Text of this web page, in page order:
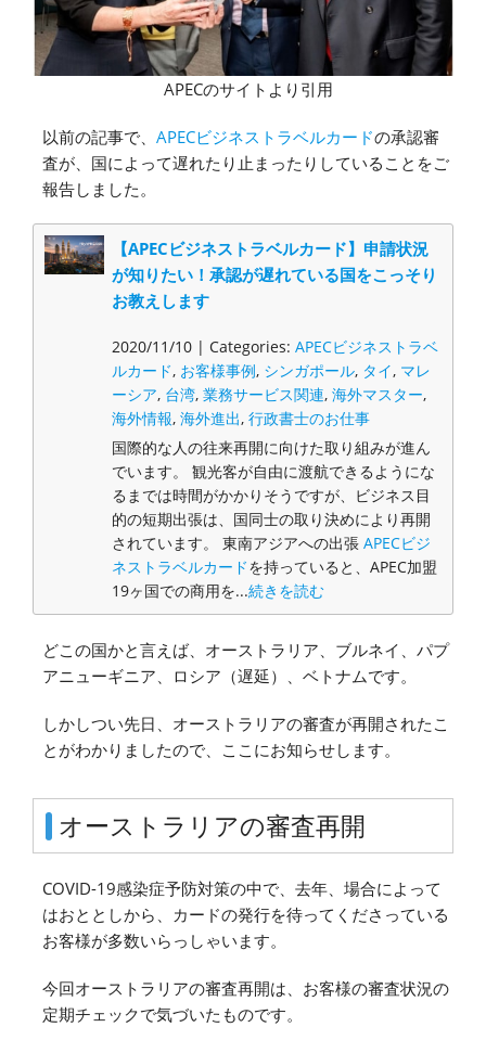
APECのサイトより引用
以前の記事で、 APECビジネストラベルカードの承認審
査が、国によって遅れたり止まったりしていることをご
報告しました。
【APECビジネストラベルカード】申請状況
が知りたい！承認が遅れている国をこっそり
お教えします
2020/11/10 | Categories:APECビジネストラベ
ルカード, お客様事例, シンガポール, タイ, マレ
ーシア, 台湾,業務サービス関連,海外マスター,
海外情報,海外進出,行政書士のお仕事
国際的な人の往来再開に向けた取り組みが進ん
でいます。 観光客が自由に渡航できるようにな
るまでは時間がかかりそうですが、ビジネス目
的の短期出張は、国同士の取り決めにより再開
されています。 東南アジアへの出張APECビジ
ネストラベルカードを持っていると、APEC加盟
19ヶ国での商用を...続きを読む
どこの国かと言えば、オーストラリア、ブルネイ、パプ
アニューギニア、ロシア（遅延）、ベトナムです。
しかしつい先日、オーストラリアの審査が再開されたこ
とがわかりましたので、ここにお知らせします。
オーストラリアの審査再開
COVID-19感染症予防対策の中で、去年、場合によって
はおととしから、カードの発行を待ってくださっている
お客様が多数いらっしゃいます。
今回オーストラリアの審査再開は、お客様の審査状況の
定期チェックで気づいたものです。